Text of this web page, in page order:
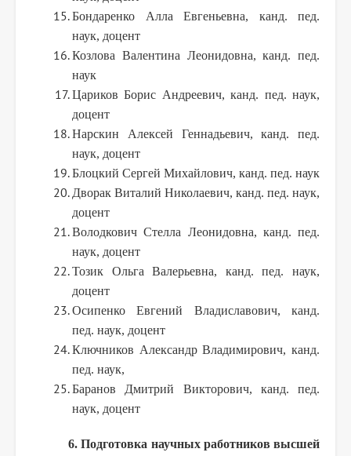
Бондаренко Алла Евгеньевна, канд. пед.
наук, доцент
Козлова Валентина Леонидовна, канд. пед.
наук
Цариков Борис Андреевич, канд. пед. наук,
доцент
Нарскин Алексей Геннадьевич, канд. пед.
наук, доцент
Блоцкий Сергей Михайлович, канд. пед. наук
Дворак Виталий Николаевич, канд. пед. наук,
доцент
Володкович Стелла Леонидовна, канд. пед.
наук, доцент
Тозик Ольга Валерьевна, канд. пед. наук,
доцент
Осипенко Евгений Владиславович, канд.
пед. наук, доцент
Ключников Александр Владимирович, канд.
пед. наук,
Баранов Дмитрий Викторович, канд. пед.
наук, доцент
6. Подготовка научных работников высшей